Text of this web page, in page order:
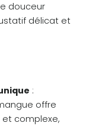
douceur
délicat et
:
offre
complexe,